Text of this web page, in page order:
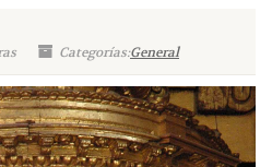
Categorías:General